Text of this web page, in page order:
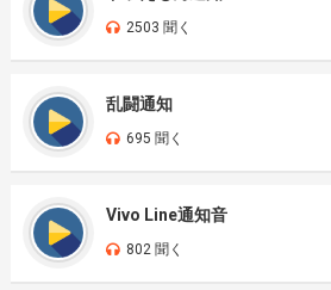
2503 聞く
乱闘通知
695 聞く
Vivo Line通知音
802 聞く